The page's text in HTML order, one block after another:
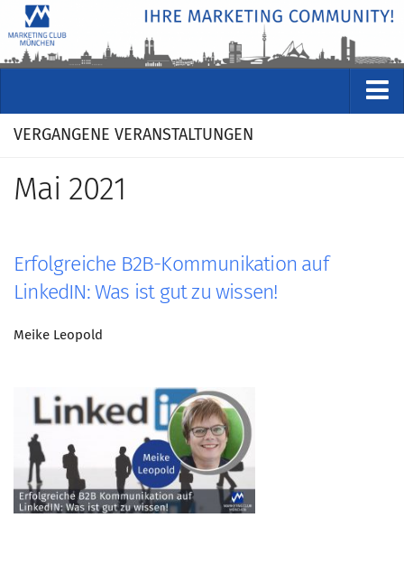
VERANSTALTUNGEN
Rückblicke
STUDIO
ÜBER
Marketing Pioniere
MarketingFrauen
Münchner Marketingpreis
VERGANGENE VERANSTALTUNGEN
Mai 2021
Erfolgreiche B2B-Kommunikation auf
LinkedIN: Was ist gut zu wissen!
Meike Leopold